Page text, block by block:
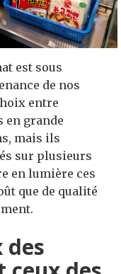
est sous
de nos
entre
en grande
mais ils
sur plusieurs
en lumière ces
que de qualité
des